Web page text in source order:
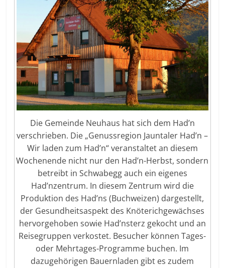
Die Gemeinde Neuhaus hat sich dem Had’n
verschrieben. Die „Genussregion Jauntaler Had’n –
Wir laden zum Had’n“ veranstaltet an diesem
Wochenende nicht nur den Had’n-Herbst, sondern
betreibt in Schwabegg auch ein eigenes
Had’nzentrum. In diesem Zentrum wird die
Produktion des Had’ns (Buchweizen) dargestellt,
der Gesundheitsaspekt des Knöterichgewächses
hervorgehoben sowie Had’nsterz gekocht und an
Reisegruppen verkostet. Besucher können Tages-
oder Mehrtages-Programme buchen. Im
dazugehörigen Bauernladen gibt es zudem